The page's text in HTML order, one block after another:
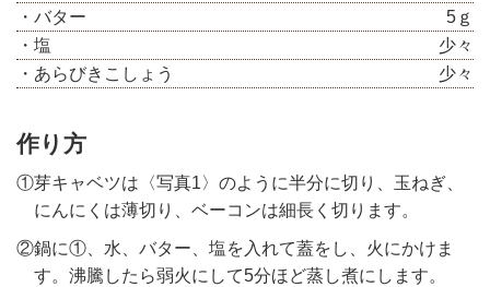
・バター
5ｇ
・塩
少々
・あらびきこしょう
少々
作り方
①芽キャベツは〈写真1〉のように半分に切り、玉ねぎ、
にんにくは薄切り、ベーコンは細長く切ります。
②鍋に①、水、バター、塩を入れて蓋をし、火にかけま
す。沸騰したら弱火にして5分ほど蒸し煮にします。